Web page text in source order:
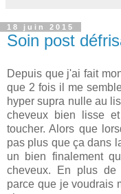
18 juin 2015
Soin post
Depuis que j'ai fait
que 2 fois il me
hyper supra nulle au
cheveux bien lisse
toucher. Alors que
pas plus que ça dans
un bien finalement
cheveux. En plus de
parce que je voudrais